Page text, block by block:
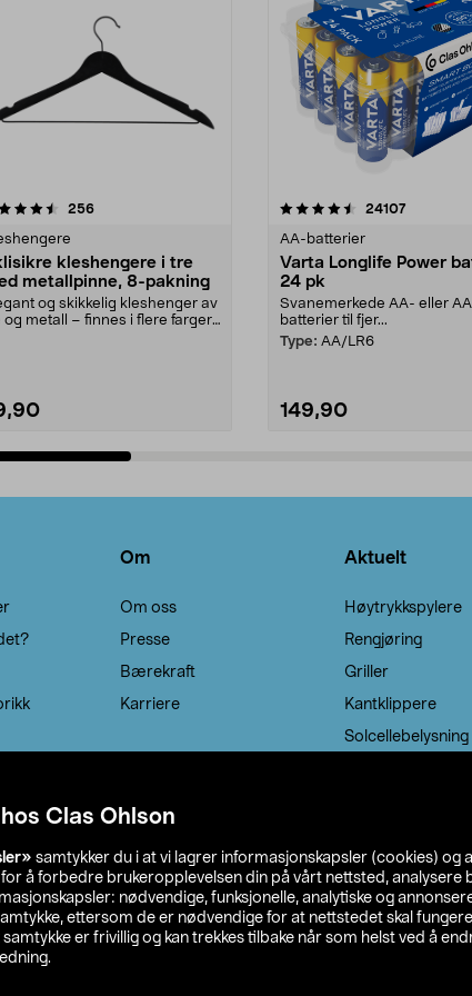
Clas Ohlson
samtykker du i at vi lagrer informasjonskapsler (cookies) og
for å forbedre brukeropplevelsen din på vårt nettsted, analysere
nødvendige, funksjonelle, analytiske og
ettersom de er nødvendige for at nettstedet skal
samtykke er frivillig og kan trekkes tilbake når som helst ved å
256anmeldelser
kleshengere i tre
metallpinne, 8-pakning
og skikkelig kleshenger av
og metall – finnes i flere farger.
4.5av 5 stjerner 24107
AA-batterier
Varta Longlife Power
24 pk
Svanemerkede AA- eller
batterier til fjer...
Type: AA/LR6
149,90
4.5av 5 stjerner
Om
Om oss
Presse
Bærekraft
Karriere
Aktuelt
Høytrykkspylere
Rengjøring
Griller
Kantklippere
Solcellebelysning